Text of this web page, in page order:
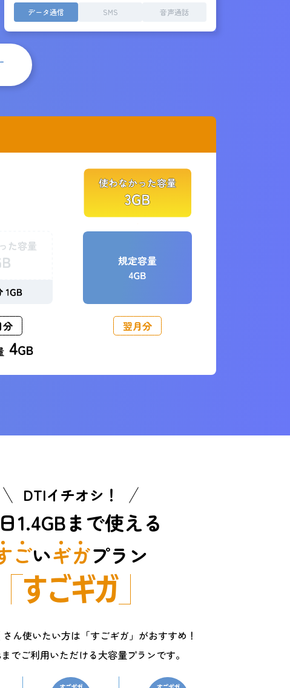
データ通信 SMS 音声通話
DTIイチオシ！
1.4GBまで使える
ごいギガプラン
すごギガ
ん使いたい方は「すごギガ」がおすすめ！
でご利用いただける大容量プランです。